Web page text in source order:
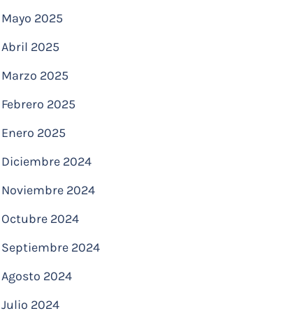
Mayo 2025
Abril 2025
Marzo 2025
Febrero 2025
Enero 2025
Diciembre 2024
Noviembre 2024
Octubre 2024
Septiembre 2024
Agosto 2024
Julio 2024